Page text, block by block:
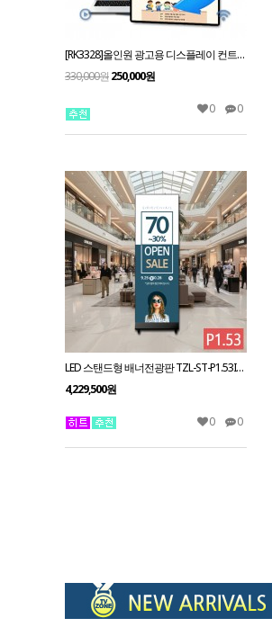
[RK3328]올인원 광고용 디스플레이 컨트롤보드 옥타코어 안드로이드 셋탑박스
330,000원250,000원
0 0
LED 스탠드형 배너전광판 TZL-ST-P1.53IS / 1.53mm 전화문의1599-0479
4,229,500원
0 0